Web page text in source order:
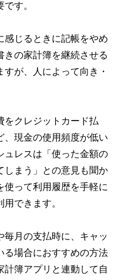
バーと金融や経済に精通した
。
活のアイデアを提供するお金の
。
す。
感じるときに記帳をやめ
きの家計簿を継続させる
が、人によって向き・
をクレジットカード払
、現金の使用頻度が低い
ュレスは「使った金額の
しまう」との意見も聞か
使って利用履歴を手軽に
できます。
毎月の支払時に、キャッ
る場合におすすめの方法
計簿アプリと連動して自